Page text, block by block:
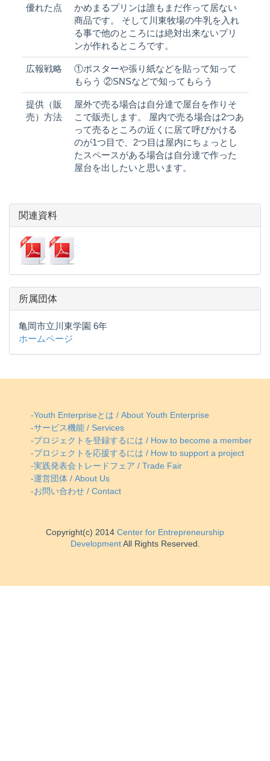
優れた点
かめまるプリンは誰もまだ作って居ない
商品です。 そして川東牧場の牛乳を入れ
る事で他のところには絶対出来ないプリ
ンが作れるところです。
広報戦略
①ポスターや張り紙などを貼って知って
もらう ②SNSなどで知ってもらう
提供（販
売）方法
屋外で売る場合は自分達で屋台を作りそ
こで販売します。 屋内で売る場合は2つあ
って売るところの近くに居て呼びかける
のが1つ目で、2つ目は屋内にちょっとし
たスペースがある場合は自分達で作った
屋台を出したいと思います。
関連資料
所属団体
亀岡市立川東学園 6年
ホームページ
-Youth Enterpriseとは / About Youth Enterprise
-サービス機能 / Services
-プロジェクトを登録するには / How to become a member
-プロジェクトを応援するには / How to support a project
-実践発表会トレードフェア / Trade Fair
-運営団体 / About Us
-お問い合わせ / Contact
Copyright(c) 2014 Center for Entrepreneurship
DevelopmentAll Rights Reserved.